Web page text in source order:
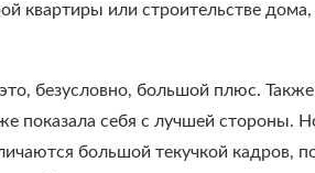
квартиры или строительстве
безусловно, большой плюс.
показала себя с лучшей стороны.
большой текучкой кадров,